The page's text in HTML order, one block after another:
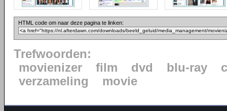
HTML code om naar deze pagina te linken:
Trefwoorden:
movienizer
film dvd blu-ray
verzameling
movie